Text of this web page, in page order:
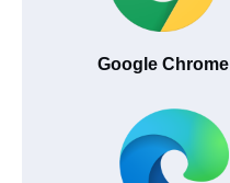
Google Chrome